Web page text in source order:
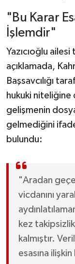
"Bu Karar
İşlemdir"
Yazıcıoğlu
açıklamada,
Başsavcılığı
hukuki niteliğine
gelişmenin
gelmediğini
bulundu:
"Aradan
vicdanını
kez takipsizlik
kalmıştır.
esasına